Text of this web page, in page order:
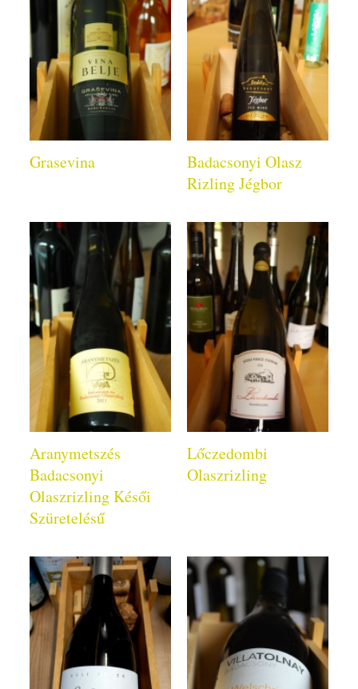
Grasevina
Badacsonyi Olasz
Rizling Jégbor
Aranymetszés
Badacsonyi
Olaszrizling Késői
Szüretelésű
Lőczedombi
Olaszrizling